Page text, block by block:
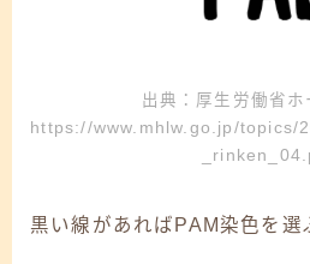
出典：厚生労働省ホ
https://www.mhlw.go.jp/topics/
黒い線があれば PAM染色を選